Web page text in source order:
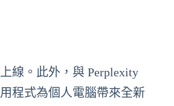
線。此外，與 Perplexity
程式為個人電腦帶來全新